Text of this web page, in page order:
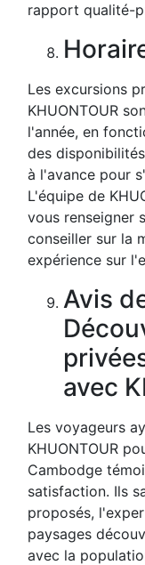
rapport qualité-
Les excursions
KHUONTOUR
l'année, en
des
à l'avance pour
L'équipe de
vous renseigner
conseiller sur la
expérience sur
Avis
avec
Les voyageurs
KHUONTOUR
Cambodge
satisfaction. Ils
proposés,
paysages
avec la